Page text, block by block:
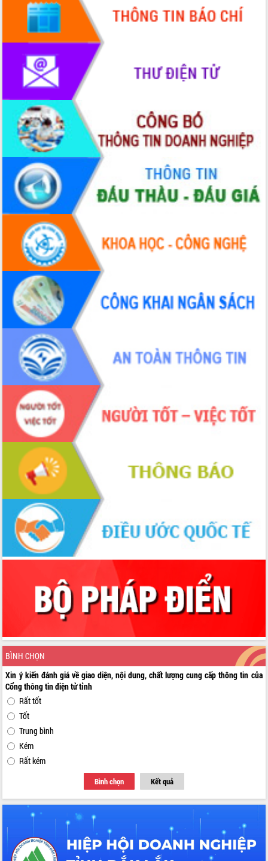
BÌNH CHỌN
Xin ý kiến đánh giá về giao diện, nội dung, chất lượng cung cấp thông tin của
Cổng thông tin điện tử tỉnh
Rất tốt
Tốt
Trung bình
Kém
Rất kém
Bình chọn Kết quả